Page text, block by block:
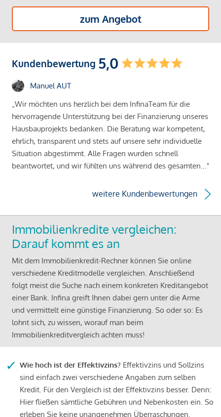
zum Angebot
Kundenbewertung 5,0
Manuel AUT
„Wir möchten uns herzlich bei dem InfinaTeam für die
hervorragende Unterstützung bei der Finanzierung unseres
Hausbauprojekts bedanken. Die Beratung war kompetent,
ehrlich, transparent und stets auf unsere sehr individuelle
Situation abgestimmt. Alle Fragen wurden schnell
beantwortet, und wir fühlten uns während des gesamten..."
weitere Kundenbewertungen
Immobilienkredite vergleichen:
Darauf kommt es an
Mit dem Immobilienkredit-Rechner können Sie online
verschiedene Kreditmodelle vergleichen. Anschließend
folgt meist die Suche nach einem konkreten Kreditangebot
einer Bank. Infina greift Ihnen dabei gern unter die Arme
und vermittelt eine günstige Finanzierung. So oder so: Es
lohnt sich, zu wissen, worauf man beim
Immobilienkreditvergleich achten muss!
Wie hoch ist der Effektivzins? Effektivzins und Sollzins
sind einfach zwei verschiedene Angaben zum selben
Kredit. Für den Vergleich ist der Effektivzins besser. Denn:
Hier fließen sämtliche Gebühren und Nebenkosten ein. So
erleben Sie keine unangenehmen Überraschungen.